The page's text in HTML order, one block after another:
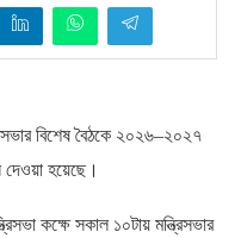
বিশেষ বৈঠকে ২০২৬–২০২৭
হয়েছে।
কক্ষে সকাল ১০টায় মন্ত্রিসভার